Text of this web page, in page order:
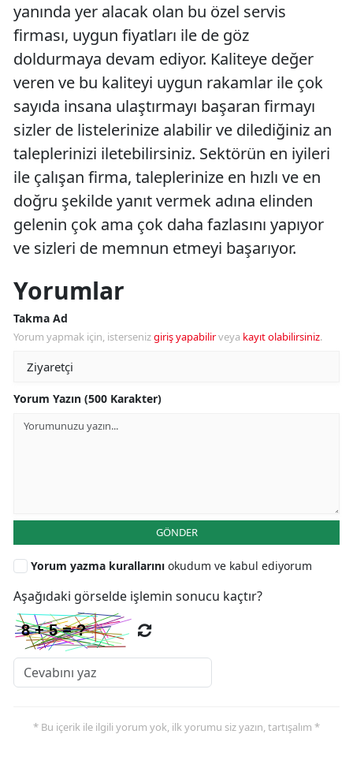
yanında yer alacak olan bu özel servis
firması, uygun fiyatları ile de göz
doldurmaya devam ediyor. Kaliteye değer
veren ve bu kaliteyi uygun rakamlar ile çok
sayıda insana ulaştırmayı başaran firmayı
sizler de listelerinize alabilir ve dilediğiniz an
taleplerinizi iletebilirsiniz. Sektörün en iyileri
ile çalışan firma, taleplerinize en hızlı ve en
doğru şekilde yanıt vermek adına elinden
gelenin çok ama çok daha fazlasını yapıyor
ve sizleri de memnun etmeyi başarıyor.
Yorumlar
Takma Ad
Yorum yapmak için, istersenizgiriş yapabilirveya kayıt olabilirsiniz.
Yorum Yazın (500 Karakter)
GÖNDER
Yorum yazma kurallarını okudum ve kabul ediyorum
Aşağıdaki görselde işlemin sonucu kaçtır?
* Bu içerik ile ilgili yorum yok, ilk yorumu siz yazın, tartışalım *